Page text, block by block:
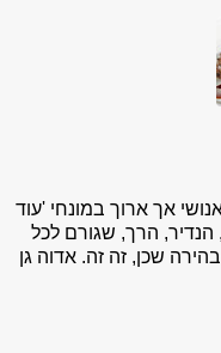
אך ארוך במונחי 'עוד
הרך, שגורם לכל
שכן, זה זה. אדוה גן